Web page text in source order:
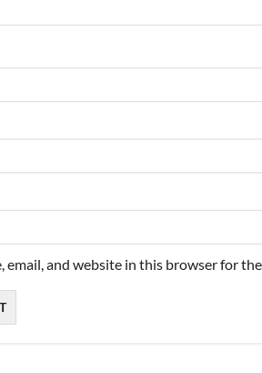
email, and website in this browser for